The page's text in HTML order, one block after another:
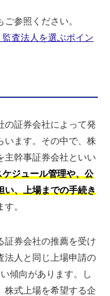
参照ください。
査法人を選ぶポイン
の証券会社によって発
います。その中で、株
主幹事証券会社といい
ジュール管理や、公
い、上場までの手続き
。
証券会社の推薦を受け
法人と同じ上場申請の
傾向があります。し
株式上場を希望する企